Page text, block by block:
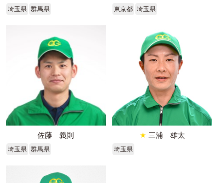
埼玉県 群馬県 東京都 埼玉県
佐藤 義則
埼玉県 群馬県
★ 三浦 雄太
埼玉県